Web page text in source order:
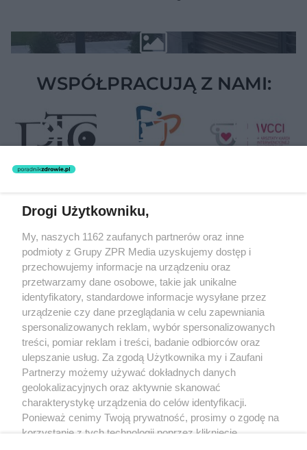
WSPÓŁPRACUJĄ Z NAMI:
rozpowszechniany lub dalej rozpowszechniany w jakikolwiek sposób
(w tym także elektroniczny lub mechaniczny) na jakimkolwiek polu
eksploatacji w jakiejkolwiek formie, włącznie z umieszczaniem w
Internecie bez pisemnej zgody właściciela praw. Jakiekolwiek użycie
lub wykorzystanie utworów w całości lub w części z naruszeniem
prawa, tzn. bez właściwej zgody, jest zabronione pod groźbą kary i
może być ścigane prawnie.
O nas
Informacje prawne
Drogi Użytkowniku,
My, naszych 1162 zaufanych partnerów oraz inne
podmioty z Grupy ZPR Media uzyskujemy dostęp i
przechowujemy informacje na urządzeniu oraz
przetwarzamy dane osobowe, takie jak unikalne
identyfikatory, standardowe informacje wysyłane przez
urządzenie czy dane przeglądania w celu zapewniania
spersonalizowanych reklam, wybór spersonalizowanych
treści, pomiar reklam i treści, badanie odbiorców oraz
ulepszanie usług. Za zgodą Użytkownika my i Zaufani
Partnerzy możemy używać dokładnych danych
geolokalizacyjnych oraz aktywnie skanować
charakterystykę urządzenia do celów identyfikacji.
Ponieważ cenimy Twoją prywatność, prosimy o zgodę na
korzystanie z tych technologii poprzez kliknięcie